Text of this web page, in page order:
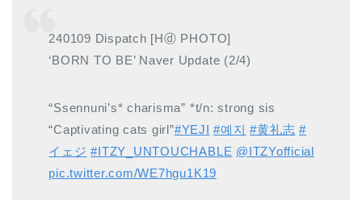
240109 Dispatch [Hⓓ PHOTO]
‘BORN TO BE’ Naver Update (2/4)
“Ssennuni’s* charisma” *t/n: strong sis
“Captivating cats girl”#YEJI #예지 #黄礼志 #
イェジ #ITZY_UNTOUCHABLE @ITZYofficial
pic.twitter.com/WE7hgu1K19